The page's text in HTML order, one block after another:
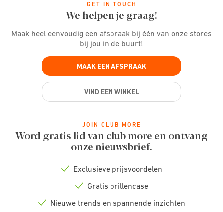
GET IN TOUCH
We helpen je graag!
Maak heel eenvoudig een afspraak bij één van onze stores
bij jou in de buurt!
MAAK EEN AFSPRAAK
VIND EEN WINKEL
JOIN CLUB MORE
Word gratis lid van club more en ontvang
onze nieuwsbrief.
icon
Exclusieve prijsvoordelen
icon
Gratis brillencase
Nieuwe trends en spannende inzichten